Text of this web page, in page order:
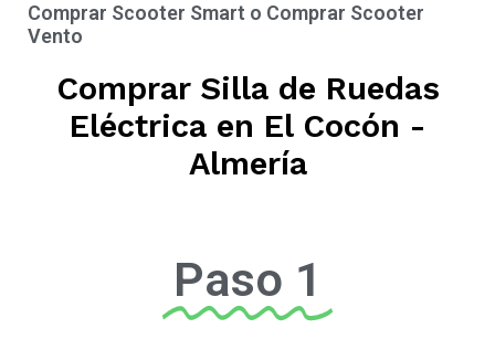
Comprar Scooter Smart o Comprar Scooter
Vento
Comprar Silla de Ruedas
Eléctrica en El Cocón -
Almería
Paso 1